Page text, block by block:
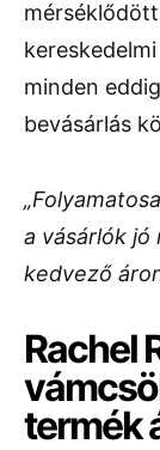
minden
bevásárlás
a vásárlók
kedvező
Rachel
termék